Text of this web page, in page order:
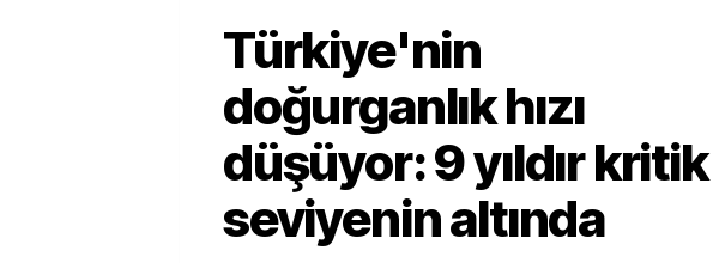
Türkiye'nin
doğurganlık hızı
düşüyor: 9 yıldır kritik
seviyenin altında